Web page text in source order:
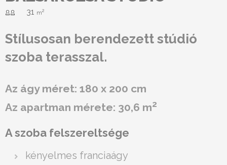
31 m2
Stílusosan berendezett stúdió
szoba terasszal.
Az ágy méret: 180 x 200 cm
Az apartman mérete: 30,6 m2
A szoba felszereltsége
kényelmes franciaágy